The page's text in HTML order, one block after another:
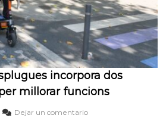
incorpora dos
millorar funcions
Dejar un comentario